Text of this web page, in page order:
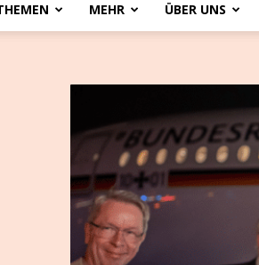
Kurier
MEHR ÜBER UNS